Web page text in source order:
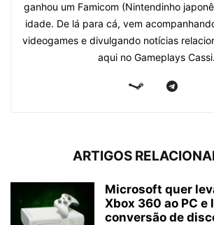
ganhou um Famicom (Nintendinho
idade. De lá para cá, vem
videogames e divulgando notícias
aqui no Gameplays Cassi.
ARTIGOS
Microsoft quer
Xbox 360 ao PC e
conversão de